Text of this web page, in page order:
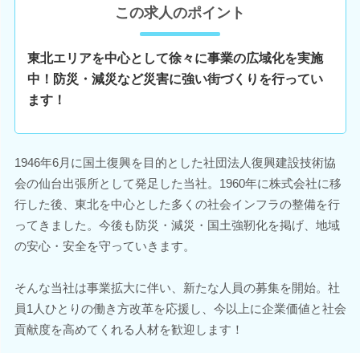
この求人のポイント
東北エリアを中心として徐々に事業の広域化を実施
中！防災・減災など災害に強い街づくりを行ってい
ます！
1946年6月に国土復興を目的とした社団法人復興建設技術協
会の仙台出張所として発足した当社。1960年に株式会社に移
行した後、東北を中心とした多くの社会インフラの整備を行
ってきました。今後も防災・減災・国土強靭化を掲げ、地域
の安心・安全を守っていきます。
そんな当社は事業拡大に伴い、新たな人員の募集を開始。社
員1人ひとりの働き方改革を応援し、今以上に企業価値と社会
貢献度を高めてくれる人材を歓迎します！